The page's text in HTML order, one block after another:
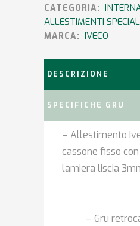
CATEGORIA:
ALLESTIMENTI
MARCA: IVECO
DESCRIZIONE
SPECIFICHE GRU
– Allestimento
cassone fisso
lamiera
– Gru